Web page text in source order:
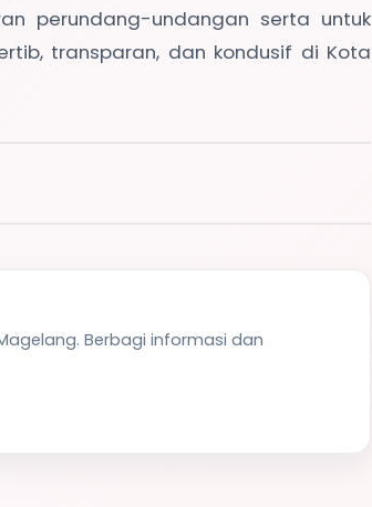
perundang-undangan serta untuk
transparan, dan kondusif di Kota
Berbagi informasi dan